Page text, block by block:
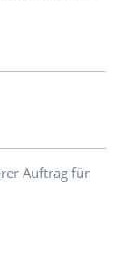
Auftrag für